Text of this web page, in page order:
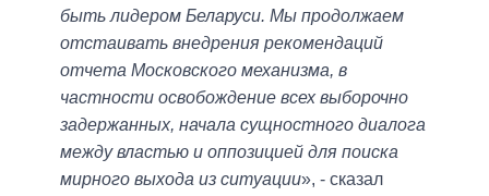
быть лидером Беларуси. Мы продолжаем
отстаивать внедрения рекомендаций
отчета Московского механизма, в
частности освобождение всех выборочно
задержанных, начала сущностного диалога
между властью и оппозицией для поиска
мирного выхода из ситуации», - сказал